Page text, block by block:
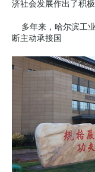
济社会发展作出了积
多年来，哈尔滨工
断主动承接国